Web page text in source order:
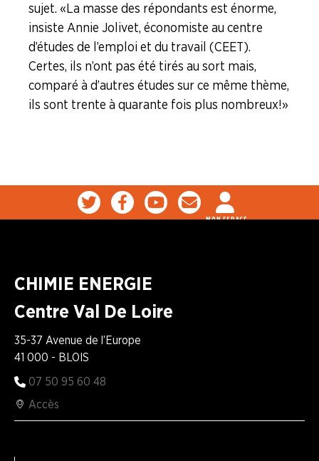
sujet. « La masse des répondants est énorme,
insiste Annie Jolivet, économiste au centre
d’études de l’emploi et du travail (CEET).
Certes, ils n’ont pas été tirés au sort mais,
comparé à d’autres études sur ce même thème,
ils sont trente à quarante fois plus nombreux ! »
MON ESPACE
CHIMIE ENERGIE
Centre Val De Loire
35-37 Avenue de l’Europe
41 000 - BLOIS
07 50 95 60 48
Accès